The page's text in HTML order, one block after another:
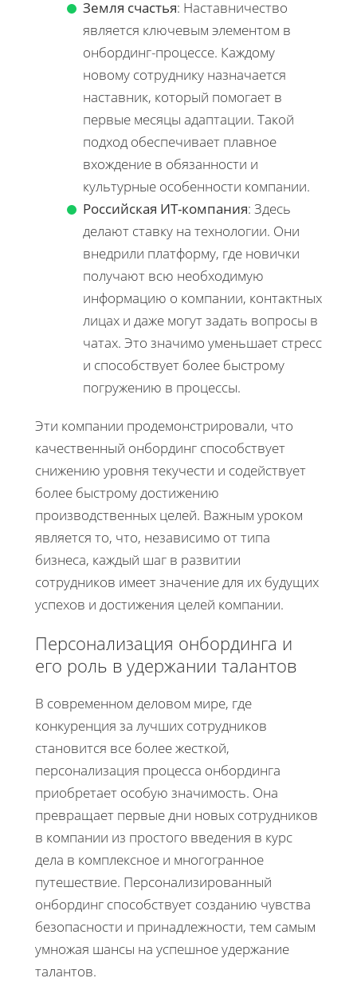
Земля счастья: Наставничество
является ключевым элементом в
онбординг-процессе. Каждому
новому сотруднику назначается
наставник, который помогает в
первые месяцы адаптации. Такой
подход обеспечивает плавное
вхождение в обязанности и
культурные особенности компании.
Российская ИТ-компания: Здесь
делают ставку на технологии. Они
внедрили платформу, где новички
получают всю необходимую
информацию о компании, контактных
лицах и даже могут задать вопросы в
чатах. Это значимо уменьшает стресс
и способствует более быстрому
погружению в процессы.
Эти компании продемонстрировали, что
качественный онбординг способствует
снижению уровня текучести и содействует
более быстрому достижению
производственных целей. Важным уроком
является то, что, независимо от типа
бизнеса, каждый шаг в развитии
сотрудников имеет значение для их будущих
успехов и достижения целей компании.
Персонализация онбординга и
его роль в удержании талантов
В современном деловом мире, где
конкуренция за лучших сотрудников
становится все более жесткой,
персонализация процесса онбординга
приобретает особую значимость. Она
превращает первые дни новых сотрудников
в компании из простого введения в курс
дела в комплексное и многогранное
путешествие. Персонализированный
онбординг способствует созданию чувства
безопасности и принадлежности, тем самым
умножая шансы на успешное удержание
талантов.